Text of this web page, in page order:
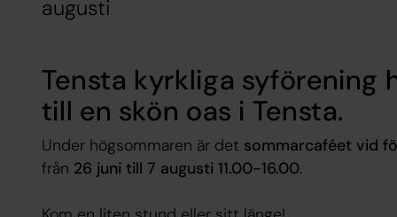
augusti
Tensta kyrkliga syförening
till en skön oas i Tensta.
Under högsommaren är det sommarcaféet vid
från 26 juni till 7 augusti 11.00-16.00.